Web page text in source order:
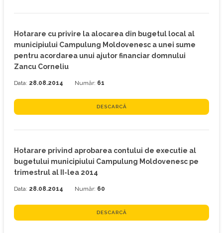
Hotarare cu privire la alocarea din bugetul local al
municipiului Campulung Moldovenesc a unei sume
pentru acordarea unui ajutor financiar domnului
Zancu Corneliu
Data: 28.08.2014 Număr: 61
DESCARCĂ
Hotarare privind aprobarea contului de executie al
bugetului municipiului Campulung Moldovenesc pe
trimestrul al II-lea 2014
Data: 28.08.2014 Număr: 60
DESCARCĂ